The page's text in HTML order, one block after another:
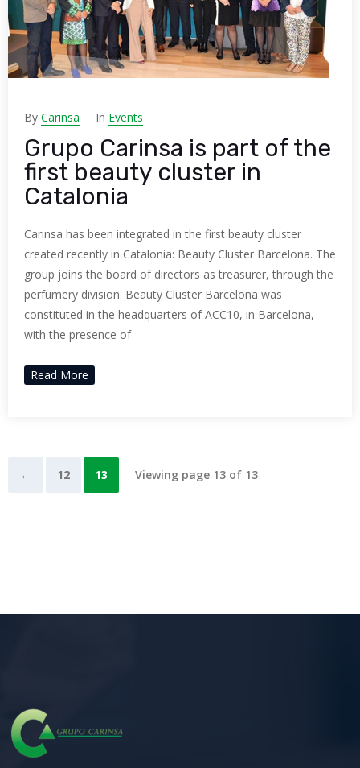
By Carinsa In Events
Grupo Carinsa is part of the
first beauty cluster in
Catalonia
Carinsa has been integrated in the first beauty cluster
created recently in Catalonia: Beauty Cluster Barcelona. The
group joins the board of directors as treasurer, through the
perfumery division. Beauty Cluster Barcelona was
constituted in the headquarters of ACC10, in Barcelona,
with the presence of
Read More
← 12 13 Viewing page 13 of 13